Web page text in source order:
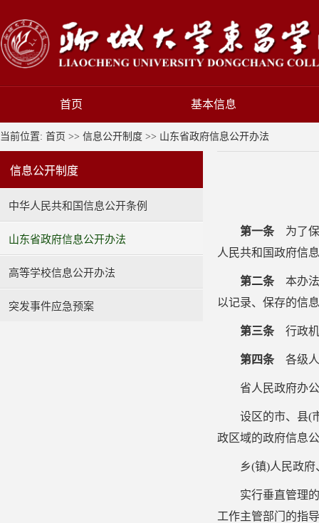
首页 基本信息
当前位置: 首页 >> 信息公开制度 >> 山东省政府信息公开办法
信息公开制度
中华人民共和国信息公开条例
山东省政府信息公开办法
高等学校信息公开办法
突发事件应急预案
第一条 为了保
人民共和国政府信
第二条 本办法
以记录、保存的信
第三条 行政机
第四条 各级人
省人民政府办
设区的市、县(
政区域的政府信息
乡(镇)人民政
实行垂直管理
工作主管部门的指